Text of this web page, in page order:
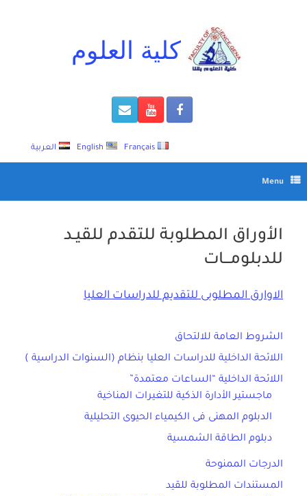
كلية العلوم
العربية English Français
Menu
الأوراق المطلوبة للتقدم للقيـد
للدبلومـــات
الاوارق المطلوبى للتقديم للدراسات العليا
الشروط العامة للالتحاق
اللائحة الداخلية للدراسات العليا بنظام (السنوات الدراسية )
اللائحة الداخلية “الساعات معتمدة”
ماجستير الأدارة الذكية للتغيرات المناخية
الدبلوم المهنى فى الكيمياء الحيوى التحليلية
دبلوم الطاقة الشمسية
الدرجات الممنوحة
المستندات المطلوبة للقيد